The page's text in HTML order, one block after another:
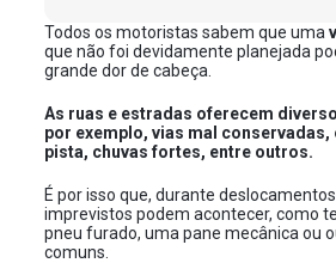
Todos os motoristas sabem que uma
que não foi devidamente planejada
grande dor de cabeça.
As ruas e estradas oferecem
por exemplo, vias mal conservadas,
pista, chuvas fortes, entre outros.
É por isso que, durante
imprevistos podem acontecer, como
pneu furado, uma pane mecânica ou
comuns.